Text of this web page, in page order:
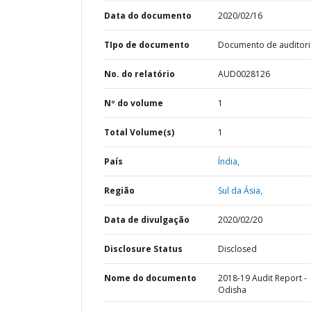
Data do documento 2020/02/16
TIpo de documento Documento de
No. do relatório AUD0028126
Nº do volume 1
Total Volume(s) 1
País Índia,
Região Sul da Ásia,
Data de divulgação 2020/02/20
Disclosure Status Disclosed
Nome do documento
2018-19 Audit Report -
Odisha